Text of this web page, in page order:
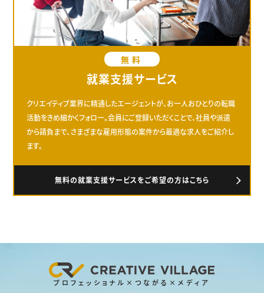
無料
就業支援サービス
クリエイティブ業界に精通したエージェントが、お一人おひとりの転職
活動をきめ細かくフォロー。会員にご登録いただくことで、社員や派遣
から請負まで、さまざまな雇用形態の案件から最適な求人をご紹介し
ます。
無料の就業支援サービスをご希望の方はこちら
プロフェッショナル×つながる×メディア